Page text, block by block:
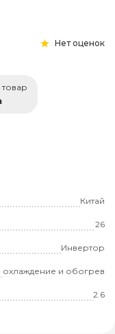
Нет оценок
товар
Китай
26
Инвертор
охлаждение и обогрев
2.6